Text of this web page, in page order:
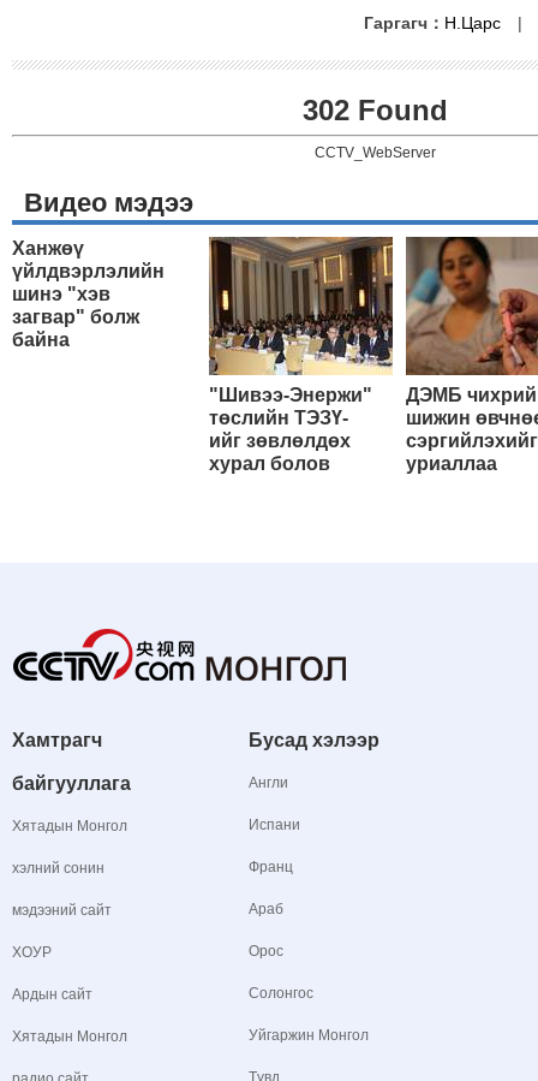
Гаргагч： Н.Царс |
302 Found
CCTV_WebServer
Видео мэдээ
Ханжөү
үйлдвэрлэлийн
шинэ "хэв
загвар" болж
байна
"Шивээ-Энержи"
төслийн ТЭЗҮ-
ийг зөвлөлдөх
хурал болов
ДЭМБ
шижин
сэргийлэхийг
уриаллаа
Хамтрагч
байгууллага
Хятадын Монгол
хэлний сонин
мэдээний сайт
ХОУР
Ардын сайт
Хятадын Монгол
Бусад хэлээр
Англи
Испани
Франц
Араб
Орос
Солонгос
Уйгаржин Монгол
Түвд